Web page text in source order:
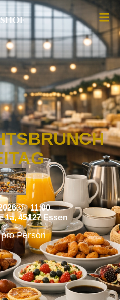
11:00
1a, 45127 Essen
Person